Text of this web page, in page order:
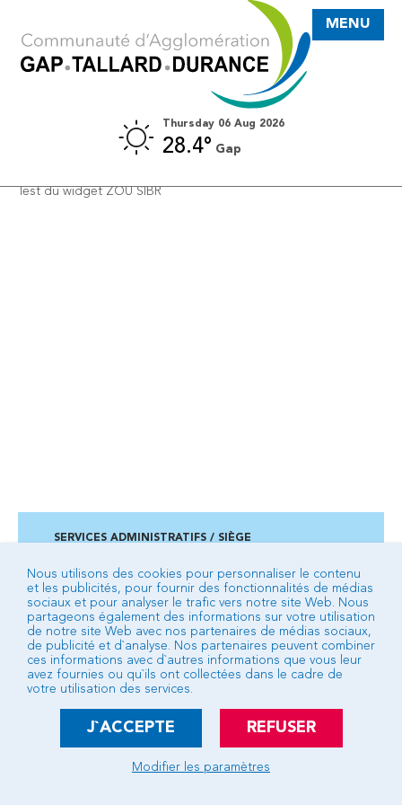
Thursday 06 Aug 2026
28.4° Gap
MENU
AUTOCARS RÉGION SUD
Test du widget ZOU SIBR
SERVICES ADMINISTRATIFS / SIÈGE
BP 92 - 05007 GAP cedex
04 92 53 24 24
BUREAU D’ACCUEIL DE TALLARD
Place du Château - Bâtiment communautaire
04 92 54 16 66
Nous utilisons des cookies pour personnaliser le contenu
et les publicités, pour fournir des fonctionnalités de médias
sociaux et pour analyser le trafic vers notre site Web. Nous
partageons également des informations sur votre utilisation
de notre site Web avec nos partenaires de médias sociaux,
de publicité et d`analyse. Nos partenaires peuvent combiner
ces informations avec d`autres informations que vous leur
avez fournies ou qu`ils ont collectées dans le cadre de
votre utilisation des services.
REFUSER
J`ACCEPTE
Modifier les paramètres